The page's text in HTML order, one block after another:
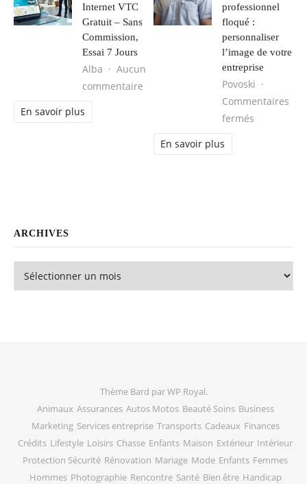
Internet VTC
Gratuit – Sans
Commission,
Essai 7 Jours
Alba
Aucun
commentaire sur Création de Site Internet VTC
En savoir plus
professionnel
floqué :
personnaliser
l’image de votre
entreprise
Povoski
Commentaires
fermés
En savoir plus
ARCHIVES
Archives
Thème Bard parWP Royal.
Animaux Assurances Autos Motos Beauté Soins Business
Marketing Services entreprise Transports Cadeaux Finances
Crédits Lifestyle Loisirs Chasse Enfants Maison Extérieur Intérieur
Protection Sécurité Rénovation Mariage Mode Enfants Femmes
Hommes Photographie Rencontre Santé Bien être Handicap